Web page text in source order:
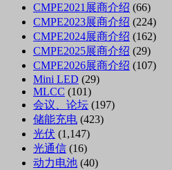
CMPE2021展商介绍 (66)
CMPE2023展商介绍 (224)
CMPE2024展商介绍 (162)
CMPE2025展商介绍 (29)
CMPE2026展商介绍 (107)
Mini LED (29)
MLCC (101)
会议、论坛 (197)
储能充电 (423)
光伏 (1,147)
光通信 (16)
动力电池 (40)